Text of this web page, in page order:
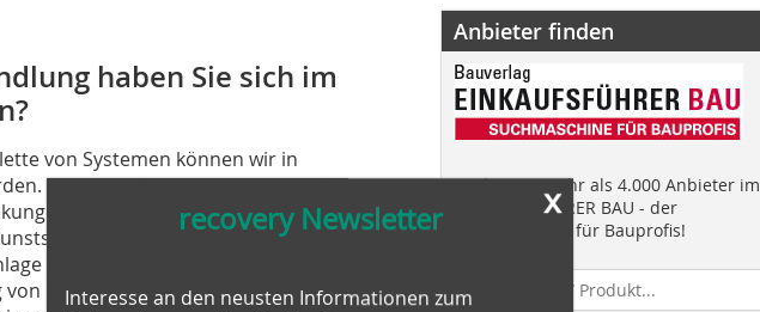
haben Sie sich im
von Systemen können wir in
Im Jahr 2006 haben wir die erste
eröffnet, die auf die Behandlung
Eisen und Glas spezialisiert ist. Im
für organische Abfälle in Betrieb
Qualitätskompost gewonnen wird, der
x
recovery Newsletter
Interesse an den neusten Informationen zum
Anbieter finden
Finden Sie mehr als 4.000 Anbieter im
EINKAUFSFÜHRER BAU - der
Suchmaschine für Bauprofis!